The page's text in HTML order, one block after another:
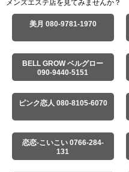
メンズエステ店を見てみませんか？
美月 080-9781-1970
BELL GROW ベルグロー
090-9440-5151
ピンク恋人 080-8105-6070
恋恋-こいこい 0766-284-
131